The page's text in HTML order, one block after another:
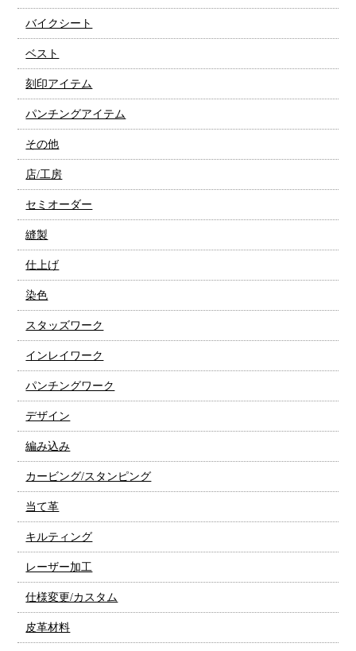
バイクシート
ベスト
刻印アイテム
パンチングアイテム
その他
店/工房
セミオーダー
縫製
仕上げ
染色
スタッズワーク
インレイワーク
パンチングワーク
デザイン
編み込み
カービング/スタンピング
当て革
キルティング
レーザー加工
仕様変更/カスタム
皮革材料